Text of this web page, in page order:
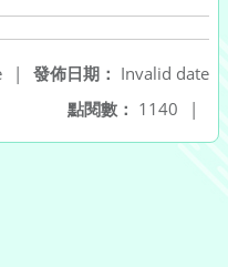
發佈日期： Invalid date
|
點閱數： 1140 |